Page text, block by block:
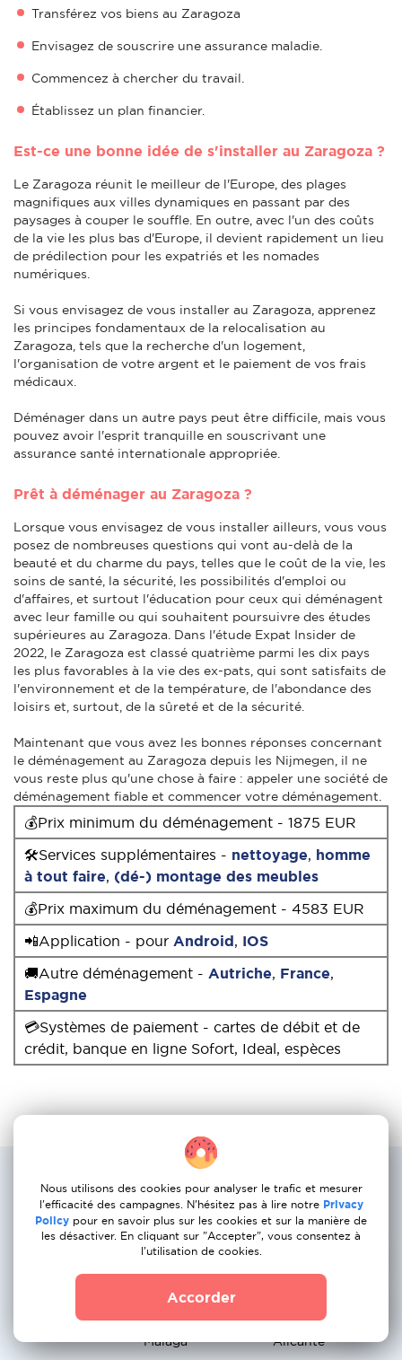
Transférez vos biens au Zaragoza
Envisagez de souscrire une assurance maladie.
Commencez à chercher du travail.
Établissez un plan financier.
Est-ce une bonne idée de s'installer au Zaragoza ?
Le Zaragoza réunit le meilleur de l'Europe, des plages
magnifiques aux villes dynamiques en passant par des
paysages à couper le souffle. En outre, avec l'un des coûts
de la vie les plus bas d'Europe, il devient rapidement un lieu
de prédilection pour les expatriés et les nomades
numériques.
Si vous envisagez de vous installer au Zaragoza, apprenez
les principes fondamentaux de la relocalisation au
Zaragoza, tels que la recherche d'un logement,
l'organisation de votre argent et le paiement de vos frais
médicaux.
Déménager dans un autre pays peut être difficile, mais vous
pouvez avoir l'esprit tranquille en souscrivant une
assurance santé internationale appropriée.
Prêt à déménager au Zaragoza ?
Lorsque vous envisagez de vous installer ailleurs, vous vous
posez de nombreuses questions qui vont au-delà de la
beauté et du charme du pays, telles que le coût de la vie, les
soins de santé, la sécurité, les possibilités d'emploi ou
d'affaires, et surtout l'éducation pour ceux qui déménagent
avec leur famille ou qui souhaitent poursuivre des études
supérieures au Zaragoza. Dans l'étude Expat Insider de
2022, le Zaragoza est classé quatrième parmi les dix pays
les plus favorables à la vie des ex-pats, qui sont satisfaits de
l'environnement et de la température, de l'abondance des
loisirs et, surtout, de la sûreté et de la sécurité.
Maintenant que vous avez les bonnes réponses concernant
le déménagement au Zaragoza depuis les Nijmegen, il ne
vous reste plus qu'une chose à faire : appeler une société de
déménagement fiable et commencer votre déménagement.
💰Prix minimum du déménagement - 1875 EUR
🛠Services supplémentaires - nettoyage, homme
à tout faire, (dé-) montage des meubles
💰Prix maximum du déménagement - 4583 EUR
📲Application - pour Android, IOS
🚚Autre déménagement - Autriche, France,
Espagne
💳Systèmes de paiement - cartes de débit et de
crédit, banque en ligne Sofort, Ideal, espèces
Les itineraires les plus populaires des
services de demenagement : Pays-Bas
a Portugal
Utrecht → Séville
Eindhoven →
Malaga
Groningue →
Alicante
Nous utilisons des cookies pour analyser le trafic et mesurer
l'efficacité des campagnes. N'hésitez pas à lire notre Privacy
Policy pour en savoir plus sur les cookies et sur la manière de
les désactiver. En cliquant sur "Accepter", vous consentez à
l'utilisation de cookies.
Accorder